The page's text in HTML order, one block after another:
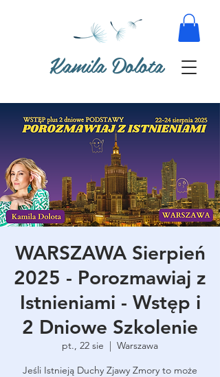
Kamila Dolota
WARSZAWA Sierpień
2025 - Porozmawiaj z
Istnieniami - Wstęp i
2 Dniowe Szkolenie
pt., 22 sie
  |
Warszawa
Jeśli Istnieją Duchy Zjawy Zmory to może